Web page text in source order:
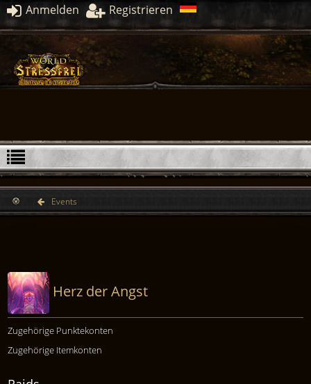
Anmelden Registrieren
Events
Herz der Angst
Zugehörige Punktekonten
Zugehörige Itemkonten